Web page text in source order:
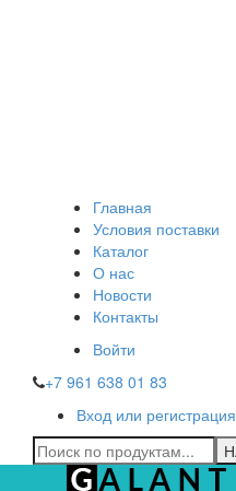
Главная
Условия поставки
Каталог
О нас
Новости
Контакты
Войти
+7 961 638 01 83
Вход или регистрация